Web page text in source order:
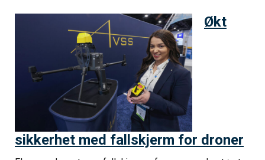
Økt
sikkerhet med fallskjerm for droner